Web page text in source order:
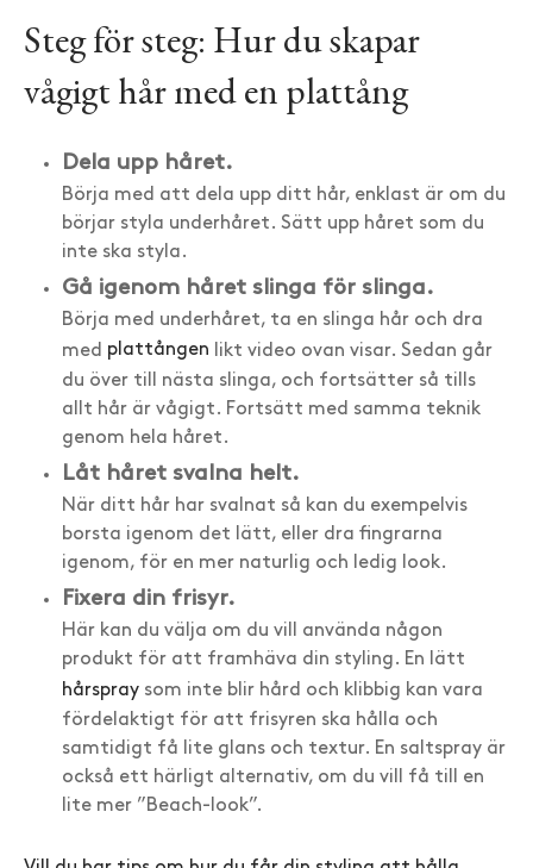
Steg för steg: Hur du skapar
vågigt hår med en plattång
Dela upp håret.
Börja med att dela upp ditt hår, enklast är om du
börjar styla underhåret. Sätt upp håret som du
inte ska styla.
Gå igenom håret slinga för slinga.
Börja med underhåret, ta en slinga hår och dra
med plattången likt video ovan visar. Sedan går
du över till nästa slinga, och fortsätter så tills
allt hår är vågigt. Fortsätt med samma teknik
genom hela håret.
Låt håret svalna helt.
När ditt hår har svalnat så kan du exempelvis
borsta igenom det lätt, eller dra fingrarna
igenom, för en mer naturlig och ledig look.
Fixera din frisyr.
Här kan du välja om du vill använda någon
produkt för att framhäva din styling. En lätt
hårspraysom inte blir hård och klibbig kan vara
fördelaktigt för att frisyren ska hålla och
samtidigt få lite glans och textur. En saltspray är
också ett härligt alternativ, om du vill få till en
lite mer ”Beach-look”.